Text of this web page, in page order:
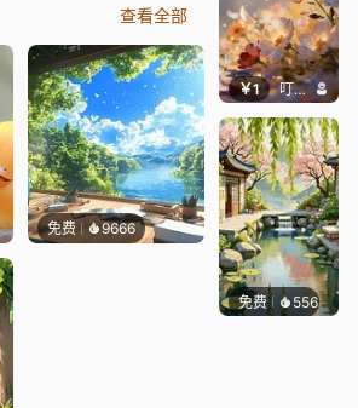
查看全部
免费 9666
￥1 叮叮当当
免费 556渔小小